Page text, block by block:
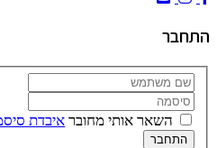
התחבר
השאר אותי מחובר איבדת
התחבר